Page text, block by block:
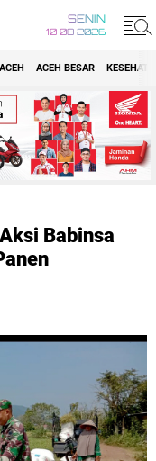
SENIN
10 08 2026
ACEH ACEH BESAR
Babinsa